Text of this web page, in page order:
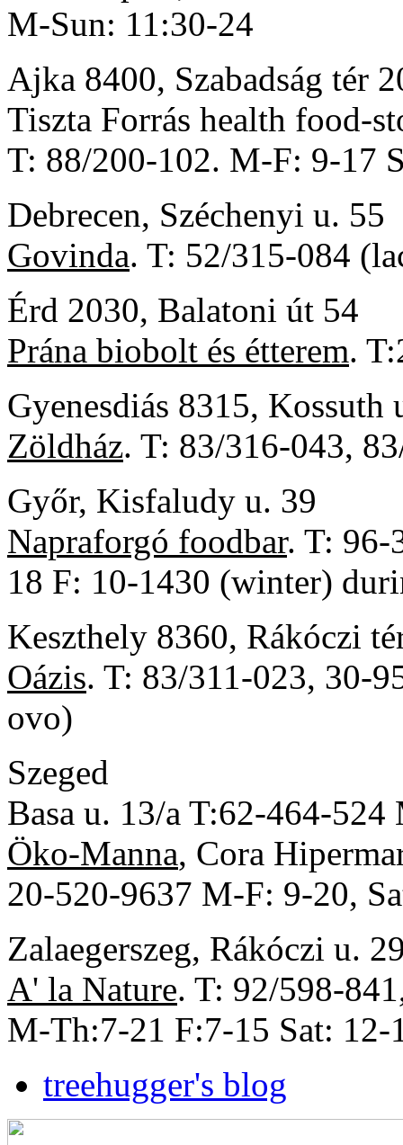
M-Sun: 11:30-24
Ajka 8400, Szabadság tér
Tiszta Forrás health food-
T: 88/200-102. M-F: 9-17
Debrecen, Széchenyi u. 55
Govinda. T: 52/315-084
Érd 2030, Balatoni út 54
Prána biobolt és étterem.
Gyenesdiás 8315, Kossuth
Zöldház. T: 83/316-043,
Győr, Kisfaludy u. 39
Napraforgó foodbar. T: 96-
18 F: 10-1430 (winter)
Keszthely 8360, Rákóczi
Oázis. T: 83/311-023, 30-
ovo)
Szeged
Basa u. 13/a T:62-464-
Öko-Manna, Cora
20-520-9637 M-F: 9-20,
Zalaegerszeg, Rákóczi u.
A' la Nature. T: 92/598-
M-Th:7-21 F:7-15 Sat: 12-
treehugger's blog